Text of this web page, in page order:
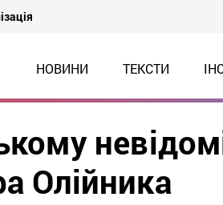
НОВИНИ ТЕКСТИ
Олійника